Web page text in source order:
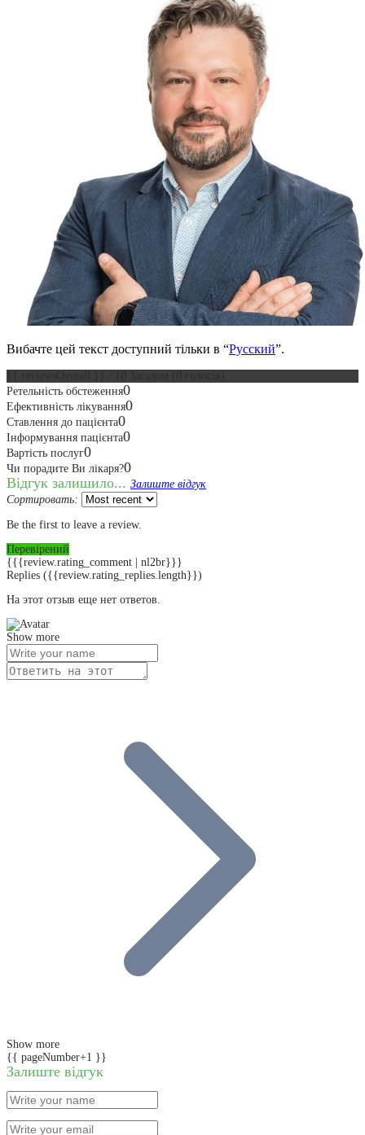
Вибачте цей текст доступний тільки в “Русский”.
Ретельність обстеження0
Ефективність лікування0
Ставлення до пацієнта0
Інформування пацієнта0
Вартість послуг0
Чи порадите Ви лікаря?0
Відгук залишило... Залиште відгук
Сортировать:
Be the first to leave a review.
Перевірений
{{{review.rating_comment | nl2br}}}
Replies ({{review.rating_replies.length}})
На этот отзыв еще нет ответов.
Show more
Show more
{{ pageNumber+1 }}
Залиште відгук